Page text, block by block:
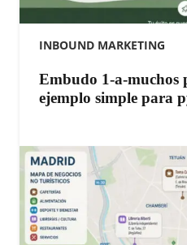
INBOUND MARKETING
Embudo 1-a-muchos
ejemplo simple para